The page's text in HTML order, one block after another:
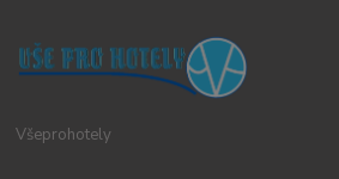
Všeprohotely